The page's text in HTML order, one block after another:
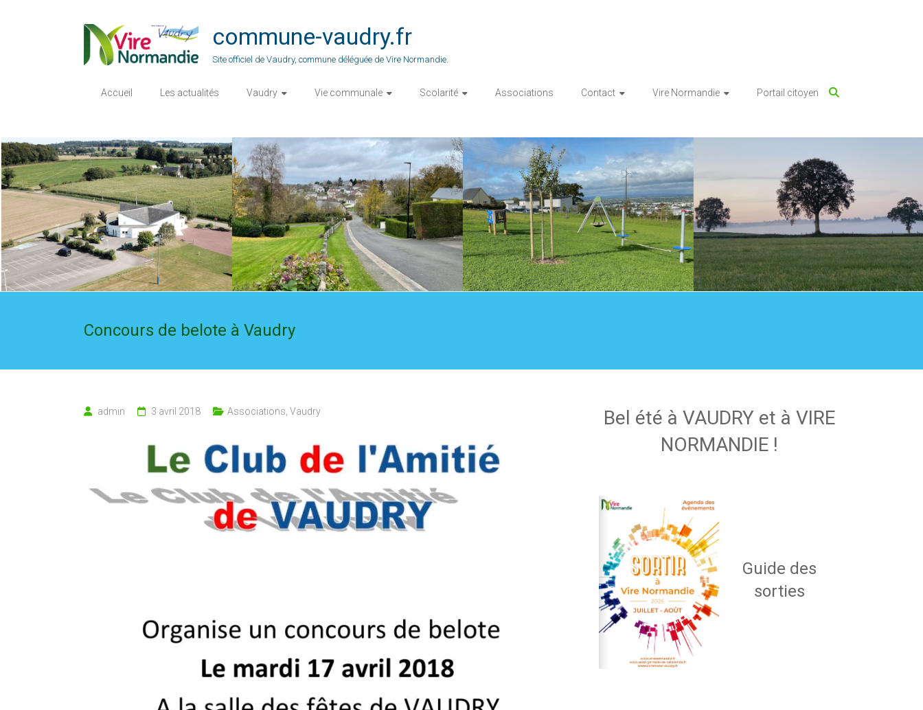
commune-vaudry.fr
Site officiel de Vaudry, commune déléguée de Vire Normandie.
Accueil Les actualités Vaudry Vie communale Scolarité Associations Contact Vire Normandie Portail citoyen
Concours de belote à Vaudry
admin 3 avril 2018 Associations Vaudry
Bel été à VAUDRY et à VIRE
NORMANDIE !
Guide des
sorties